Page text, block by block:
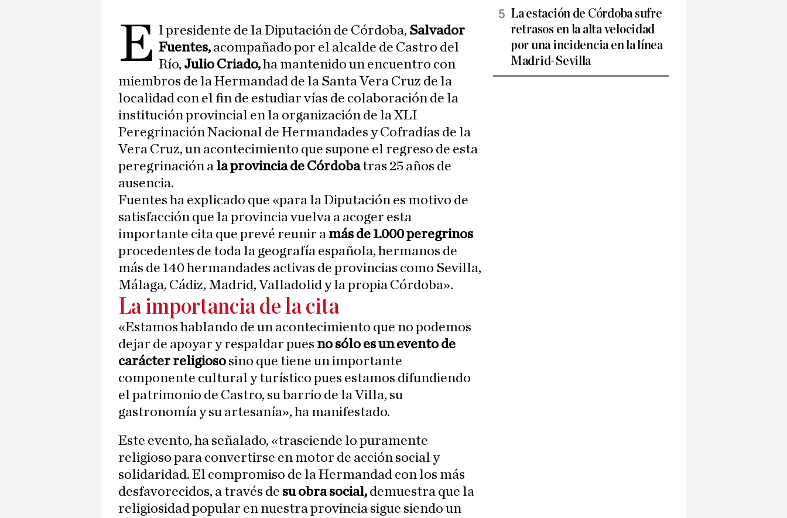
E l presidente de la Diputación de Córdoba, Salvador
Fuentes, acompañado por el alcalde de Castro del
Río, Julio Criado,ha mantenido un encuentro con
miembros de la Hermandad de la Santa Vera Cruz de la
localidad con el fin de estudiar vías de colaboración de la
institución provincial en la organización de la XLI
Peregrinación Nacional de Hermandades y Cofradías de la
Vera Cruz, un acontecimiento que supone el regreso de esta
peregrinación a la provincia de Córdobatras 25 años de
ausencia.
Fuentes ha explicado que «para la Diputación es motivo de
satisfacción que la provincia vuelva a acoger esta
importante cita que prevé reunir a más de 1.000 peregrinos
procedentes de toda la geografía española, hermanos de
más de 140 hermandades activas de provincias como Sevilla,
Málaga, Cádiz, Madrid, Valladolid y la propia Córdoba».
La importancia de la cita
«Estamos hablando de un acontecimiento que no podemos
dejar de apoyar y respaldar pues no sólo es un evento de
carácter religioso sino que tiene un importante
componente cultural y turístico pues estamos difundiendo
el patrimonio de Castro, su barrio de la Villa, su
gastronomía y su artesanía», ha manifestado.
Este evento, ha señalado, «trasciende lo puramente
religioso para convertirse en motor de acción social y
solidaridad. El compromiso de la Hermandad con los más
desfavorecidos, a través de su obra social, demuestra que la
religiosidad popular en nuestra provincia sigue siendo un
La estación de Córdoba sufre
retrasos en la alta velocidad
por una incidencia en la línea
Madrid-Sevilla